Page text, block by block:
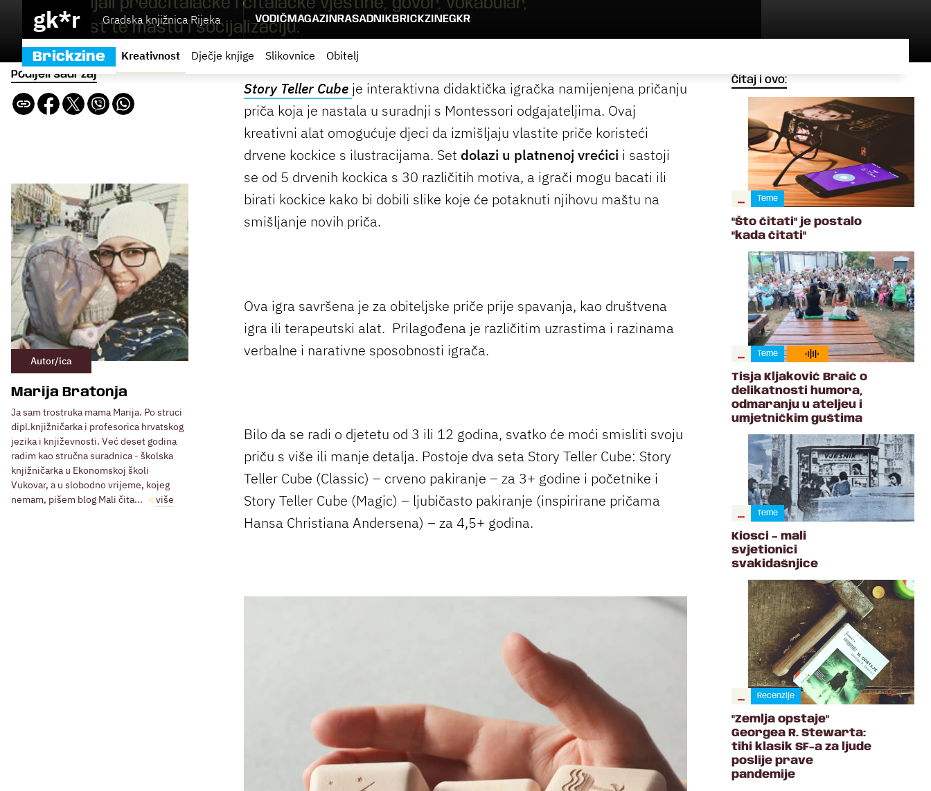
gk*r Gradska knjižnica Rijeka VODIČMAGAZINRASADNIKBRICKZINEGKR
Brickzine Kreativnost Dječje knjige Slikovnice Obitelj
njih razvijali predčitalačke i čitalačke vještine, govor, vokabular,
pismenost te maštu i socijalizaciju.
Podijeli sadržaj
Autor/ica
Marija Bratonja
Ja sam trostruka mama Marija. Po struci
dipl.knjižničarka i profesorica hrvatskog
jezika i književnosti. Već deset godina
radim kao stručna suradnica - školska
knjižničarka u Ekonomskoj školi
Vukovar, a u slobodno vrijeme, kojeg
nemam, pišem blog Mali čita...
više
Story Teller Cube je interaktivna didaktička igračka namijenjena pričanju
priča koja je nastala u suradnji s Montessori odgajateljima. Ovaj
kreativni alat omogućuje djeci da izmišljaju vlastite priče koristeći
drvene kockice s ilustracijama. Set dolazi u platnenoj vrećici i sastoji
se od 5 drvenih kockica s 30 različitih motiva, a igrači mogu bacati ili
birati kockice kako bi dobili slike koje će potaknuti njihovu maštu na
smišljanje novih priča.
Ova igra savršena je za obiteljske priče prije spavanja, kao društvena
igra ili terapeutski alat. Prilagođena je različitim uzrastima i razinama
verbalne i narativne sposobnosti igrača.
Bilo da se radi o djetetu od 3 ili 12 godina, svatko će moći smisliti svoju
priču s više ili manje detalja. Postoje dva seta Story Teller Cube: Story
Teller Cube (Classic) – crveno pakiranje – za 3+ godine i početnike i
Story Teller Cube (Magic) – ljubičasto pakiranje (inspirirane pričama
Hansa Christiana Andersena) – za 4,5+ godina.
Čitaj i ovo:
Teme
"Što čitati" je postalo
"kada čitati"
Teme
Tisja Kljaković Braić o
delikatnosti humora,
odmaranju u ateljeu i
umjetničkim guštima
Teme
Kiosci – mali
svjetionici
svakidašnjice
Recenzije
"Zemlja opstaje"
Georgea R. Stewarta:
tihi klasik SF-a za ljude
poslije prave
pandemije